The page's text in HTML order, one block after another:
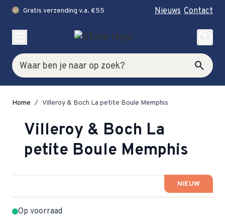
check Gratis verzending v.a. €55 Nieuws Contact
Zoek search
account_circle
Home / Villeroy & Boch La petite Boule Memphis
Villeroy & Boch La
petite Boule Memphis
NIEUW
Op voorraad